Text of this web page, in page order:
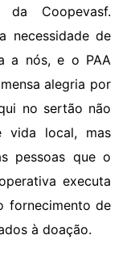
da Coopevasf.
necessidade de
a nós, e o PAA
alegria por
no sertão não
vida local, mas
pessoas que o
executa
fornecimento de
à doação.